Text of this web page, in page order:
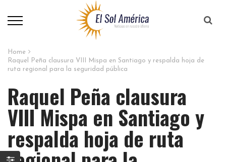
Home
Raquel Peña clausura VIII Mispa en Santiago y respalda hoja de
ruta regional para la seguridad pública
Raquel Peña clausura
VIII Mispa en Santiago y
respalda hoja de ruta